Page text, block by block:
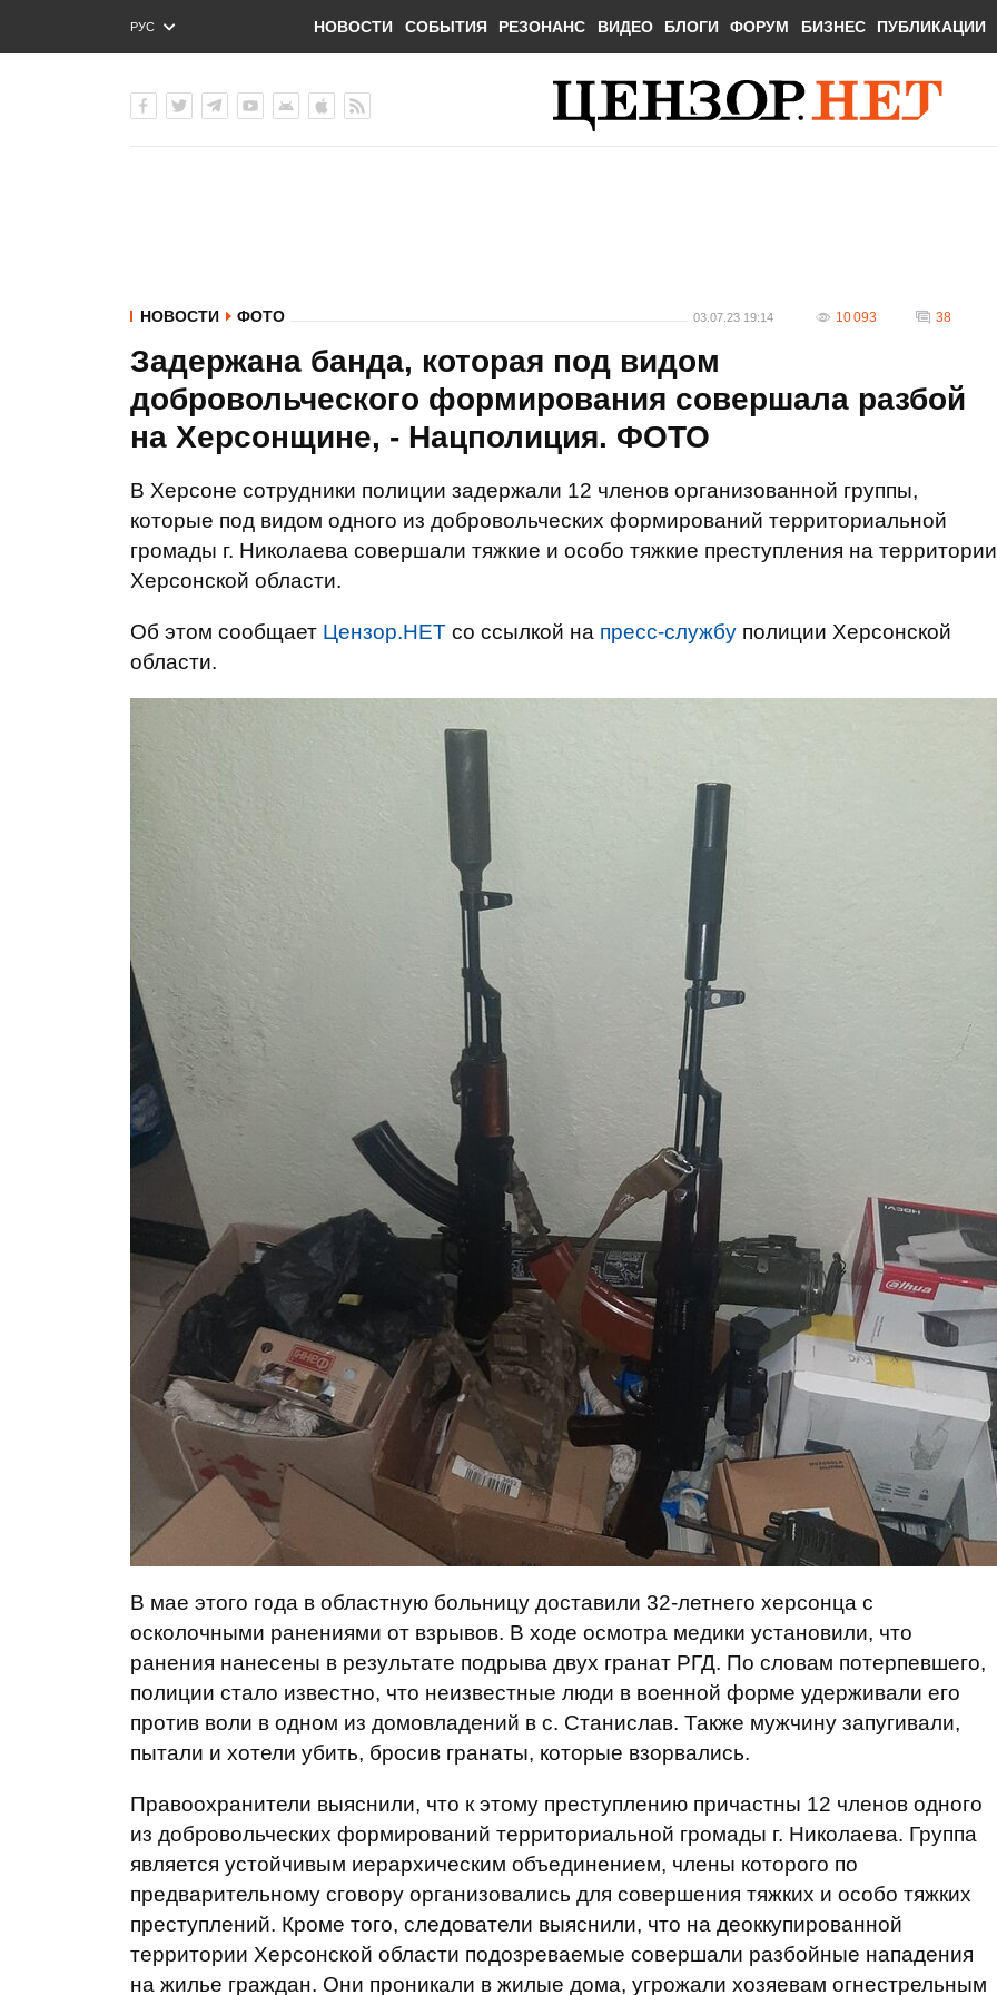
РУС
ENG
НОВОСТИ СОБЫТИЯ РЕЗОНАНС ВИДЕО БЛОГИ ФОРУМ БИЗНЕС ПУБЛИКАЦИИ
НОВОСТИ ФОТО 03.07.23 19:14 10 093 38
Задержана банда, которая под видом
добровольческого формирования совершала разбой
на Херсонщине, - Нацполиция. ФОТО
В Херсоне сотрудники полиции задержали 12 членов организованной группы,
которые под видом одного из добровольческих формирований территориальной
громады г. Николаева совершали тяжкие и особо тяжкие преступления на территории
Херсонской области.
Об этом сообщает Цензор.НЕТ со ссылкой на пресс-службу полиции Херсонской
области.
В мае этого года в областную больницу доставили 32-летнего херсонца с
осколочными ранениями от взрывов. В ходе осмотра медики установили, что
ранения нанесены в результате подрыва двух гранат РГД. По словам потерпевшего,
полиции стало известно, что неизвестные люди в военной форме удерживали его
против воли в одном из домовладений в с. Станислав. Также мужчину запугивали,
пытали и хотели убить, бросив гранаты, которые взорвались.
Правоохранители выяснили, что к этому преступлению причастны 12 членов одного
из добровольческих формирований территориальной громады г. Николаева. Группа
является устойчивым иерархическим объединением, члены которого по
предварительному сговору организовались для совершения тяжких и особо тяжких
преступлений. Кроме того, следователи выяснили, что на деоккупированной
территории Херсонской области подозреваемые совершали разбойные нападения
на жилье граждан. Они проникали в жилые дома, угрожали хозяевам огнестрельным